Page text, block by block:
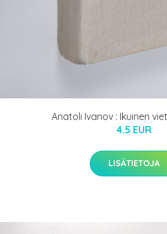
Anatoli Ivanov : Ikuinen
4.5 EUR
LISÄTIETOJA